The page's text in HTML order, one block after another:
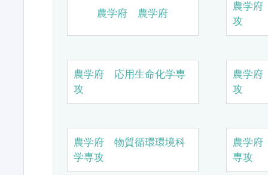
農学府 農学府
農学
攻
農学府 応用生命化学専
攻
農学
攻
農学府 物質循環環境科
学専攻
農学
専攻